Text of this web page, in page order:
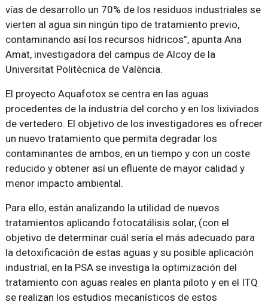
vías de desarrollo un 70% de los residuos industriales se
vierten al agua sin ningún tipo de tratamiento previo,
contaminando así los recursos hídricos , apunta Ana
Amat, investigadora del campus de Alcoy de la
Universitat Politècnica de València.
El proyecto Aquafotox se centra en las aguas
procedentes de la industria del corcho y en los lixiviados
de vertedero. El objetivo de los investigadores es ofrecer
un nuevo tratamiento que permita degradar los
contaminantes de ambos, en un tiempo y con un coste
reducido y obtener así un efluente de mayor calidad y
menor impacto ambiental.
Para ello, están analizando la utilidad de nuevos
tratamientos aplicando fotocatálisis solar, (con el
objetivo de determinar cuál sería el más adecuado para
la detoxificación de estas aguas y su posible aplicación
industrial, en la PSA se investiga la optimización del
tratamiento con aguas reales en planta piloto y en el ITQ
se realizan los estudios mecanísticos de estos